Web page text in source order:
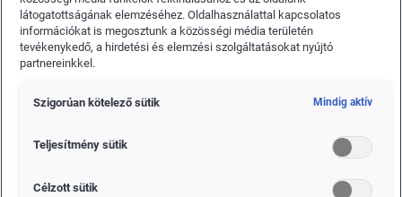
rugalmasságával bizonyult meggyőzőnek. A
ŠKODA 860 mostantól a Mladá Boleslav-i ŠKODA
Múzeum állandó kiállításának része.
látogatottságának elemzéséhez. Oldalhasználattal kapcsolatos
információkat is megosztunk a közösségi média területén
tevékenykedő, a hirdetési és elemzési szolgáltatásokat nyújtó
partnereinkkel.
Szigorúan kötelező sütik Mindig aktív
Teljesítmény sütik
Célzott sütik